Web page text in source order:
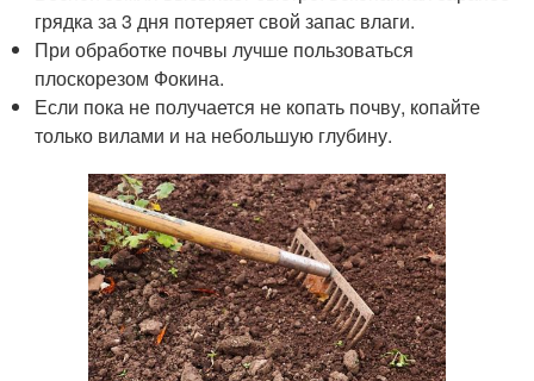
грядка за 3 дня потеряет свой запас влаги.
При обработке почвы лучше пользоваться
плоскорезом Фокина.
Если пока не получается не копать почву, копайте
только вилами и на небольшую глубину.